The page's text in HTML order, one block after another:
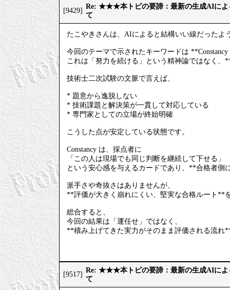
[9429]
Re: ★★★本トピの要諦：最新の生成AIによ
て
たこやきさんは、AIによると結構いい線だったよ
今回のテーマで示されたキーワードは
これは「努力を続ける」という精神論ではなく
技術士二次試験の文脈で言えば、
* 題意から逸脱しない
* 技術課題と解決策が一貫して対応している
* 専門家としての立場が終始明確
こうした点が安定している状態です。
Constancy は、採点者に
「この人は現場でも同じ判断を継続して下せる」
という安心感を与えるカードであり、**合格者側
派手さや奇抜さはありませんが、
**評価が大きく崩れにくい、堅実な合格ルート**
総合すると、
今回の結果は「運任せ」ではなく、
**積み上げてきた実力がそのまま評価される流れ
[9517]
Re: ★★★本トピの要諦：最新の生成AIによ
て